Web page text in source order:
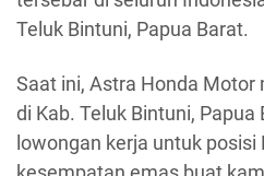
Teluk Bintuni, Papua Barat.
Saat ini, Astra Honda Motor
di Kab. Teluk Bintuni,
lowongan kerja untuk posisi